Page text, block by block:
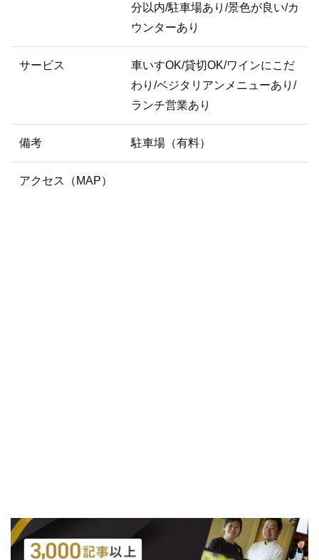
分以内/駐車場あり/景色が良い/カ
ウンターあり
サービス
車いすOK/貸切OK/ワインにこだ
わり/ベジタリアンメニューあり/
ランチ営業あり
備考 駐車場（有料）
アクセス（MAP）